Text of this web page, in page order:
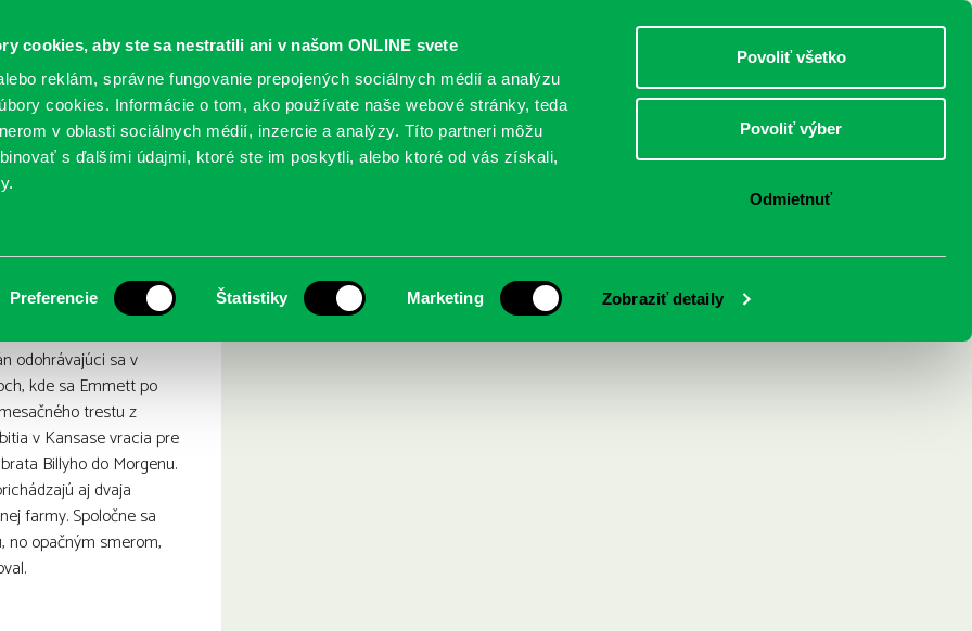
cookies, aby ste sa nestratili ani v našom ONLINE svete
reklám, správne fungovanie prepojených sociálnych médií a analýzu
cookies. Informácie o tom, ako používate naše webové stránky, teda
v oblasti sociálnych médií, inzercie a analýzy. Títo partneri môžu
s ďalšími údajmi, ktoré ste im poskytli, alebo ktoré od vás získali,
Preferencie Štatistiky Marketing Zobraziť detaily
Povoliť všetko
Povoliť výber
Odmietnuť
DOSPELÍ
SLUŽBY PODUJATIA POBOČKY O KNIŽNICI
diaľnica
odohrávajúci sa v
kde sa Emmett po
trestu z
v Kansase vracia pre
Billyho do Morgenu.
aj dvaja
farmy. Spoločne sa
no opačným smerom,